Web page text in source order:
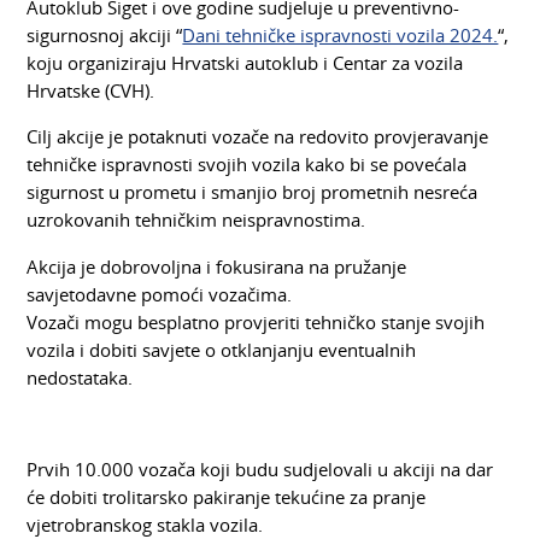
Autoklub Siget i ove godine sudjeluje u preventivno-
sigurnosnoj akciji “Dani tehničke ispravnosti vozila 2024.“,
koju organiziraju Hrvatski autoklub i Centar za vozila
Hrvatske (CVH).
Cilj akcije je potaknuti vozače na redovito provjeravanje
tehničke ispravnosti svojih vozila kako bi se povećala
sigurnost u prometu i smanjio broj prometnih nesreća
uzrokovanih tehničkim neispravnostima.
Akcija je dobrovoljna i fokusirana na pružanje
savjetodavne pomoći vozačima.
Vozači mogu besplatno provjeriti tehničko stanje svojih
vozila i dobiti savjete o otklanjanju eventualnih
nedostataka.
Prvih 10.000 vozača koji budu sudjelovali u akciji na dar
će dobiti trolitarsko pakiranje tekućine za pranje
vjetrobranskog stakla vozila.